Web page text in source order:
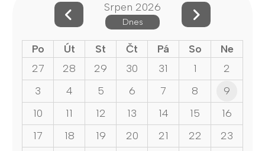
Srpen 2026
Dnes
Po Út St Čt Pá So
Ne
27
28 29 30 31 1
2
3
4 5 6 7 8
9
10
11 12 13 14 15
16
17
18 19 20 21 22
23